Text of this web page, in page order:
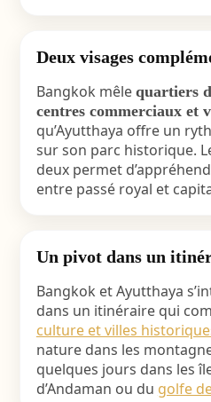
Deux visages
Bangkok mêle quartiers
centres commerciaux et
qu’Ayutthaya offre un
sur son parc historique.
deux permet
entre passé royal et
Un pivot dans un
Bangkok et Ayutthaya
dans un itinéraire qui
culture et villes
nature dans les
quelques jours dans les
d’Andaman ou du golfe